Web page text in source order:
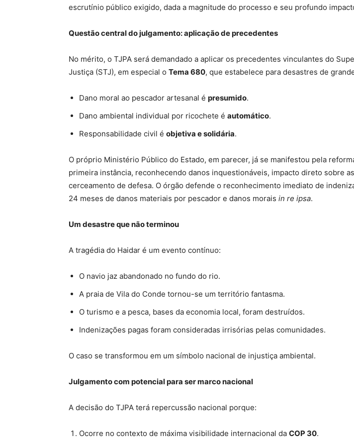
escrutínio público exigido, dada a magnitude do processo e seu profundo
Questão central do julgamento: aplicação de precedentes
No mérito, o TJPA será demandado a aplicar os precedentes vinculantes do
Justiça (STJ), em especial o Tema 680, que estabelece para desastres de
Dano moral ao pescador artesanal é presumido.
Dano ambiental individual por ricochete é automático.
Responsabilidade civil é objetiva e solidária.
O próprio Ministério Público do Estado, em parecer, já se manifestou pela
primeira instância, reconhecendo danos inquestionáveis, impacto direto sobre
cerceamento de defesa. O órgão defende o reconhecimento imediato de
24 meses de danos materiais por pescador e danos morais in re ipsa.
Um desastre que não terminou
A tragédia do Haidar é um evento contínuo:
O navio jaz abandonado no fundo do rio.
A praia de Vila do Conde tornou-se um território fantasma.
O turismo e a pesca, bases da economia local, foram destruídos.
Indenizações pagas foram consideradas irrisórias pelas comunidades.
O caso se transformou em um símbolo nacional de injustiça ambiental.
Julgamento com potencial para ser marco nacional
A decisão do TJPA terá repercussão nacional porque:
Ocorre no contexto de máxima visibilidade internacional da COP 30.